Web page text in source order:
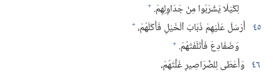
لِكَيْلَا يَشْرَبُوا مِنْ جَدَاوِلِهِمْ.‏ +
٤٥ أَرْسَلَ عَلَيْهِمْ ذُبَابَ ٱلْخَيْلِ فَأَكَلَهُمْ،‏ +
وَضَفَادِعَ فَأَتْلَفَتْهُمْ.‏ +
٤٦ وَأَعْطَى لِلصَّرَاصِيرِ غَلَّتَهُمْ،‏